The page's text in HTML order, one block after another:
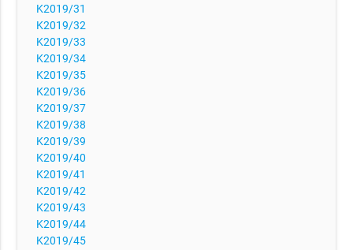
K2019/31
K2019/32
K2019/33
K2019/34
K2019/35
K2019/36
K2019/37
K2019/38
K2019/39
K2019/40
K2019/41
K2019/42
K2019/43
K2019/44
K2019/45